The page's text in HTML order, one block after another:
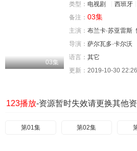
03集
类型： 电视剧 西班牙
备注： 03集
主演： 布兰卡·苏亚雷斯
导演： 萨尔瓦多·卡尔沃
语言： 其它
更新： 2019-10-30 22:26
123播放-资源暂时失效请更换其他
第01集 第02集